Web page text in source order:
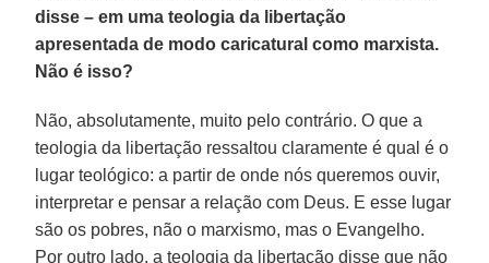
disse – em uma teologia da libertação
apresentada de modo caricatural como marxista.
Não é isso?
Não, absolutamente, muito pelo contrário. O que a
teologia da libertação ressaltou claramente é qual é o
lugar teológico: a partir de onde nós queremos ouvir,
interpretar e pensar a relação com Deus. E esse lugar
são os pobres, não o marxismo, mas o Evangelho.
Por outro lado, a teologia da libertação disse que não